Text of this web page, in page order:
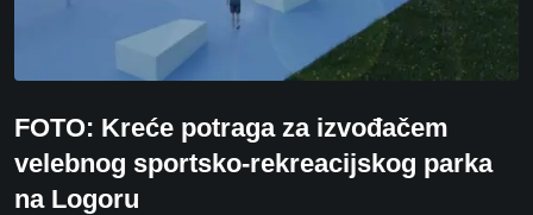
FOTO: Kreće potraga za izvođačem
velebnog sportsko-rekreacijskog parka
na Logoru